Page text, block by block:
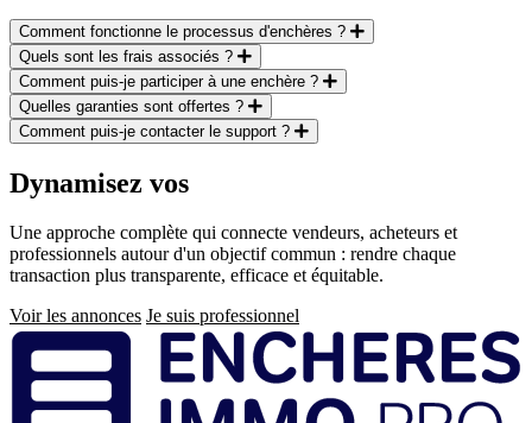
Comment fonctionne le processus d'enchères ?
Quels sont les frais associés ?
Comment puis-je participer à une enchère ?
Quelles garanties sont offertes ?
Comment puis-je contacter le support ?
Dynamisez vos
Une approche complète qui connecte vendeurs, acheteurs et
professionnels autour d'un objectif commun : rendre chaque
transaction plus transparente, efficace et équitable.
Voir les annonces Je suis professionnel
Pied
de
page